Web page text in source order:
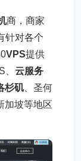
商，商家
针对各个
VPS提供
云服务
杉矶、圣何
加坡等地区